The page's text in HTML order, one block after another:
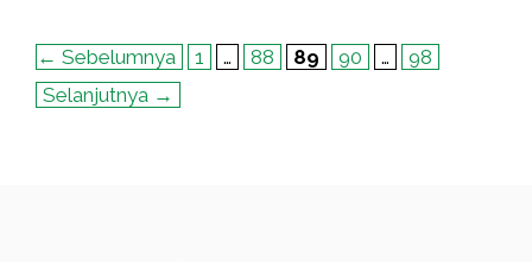
← Sebelumnya Halaman
1 … Halaman
88 Halaman
89 Halaman
90 … Halaman
98
Selanjutnya →